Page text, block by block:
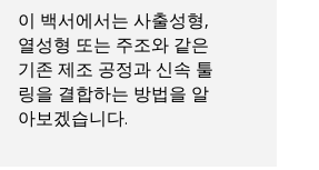
이 백서에서는 사출성형,
열성형 또는 주조와 같은
기존 제조 공정과 신속 툴
링을 결합하는 방법을 알
아보겠습니다.